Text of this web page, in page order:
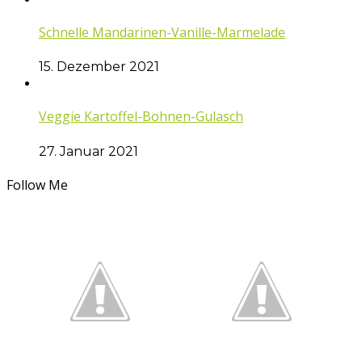
Schnelle Mandarinen-Vanille-Marmelade
15. Dezember 2021
Veggie Kartoffel-Bohnen-Gulasch
27. Januar 2021
Follow Me